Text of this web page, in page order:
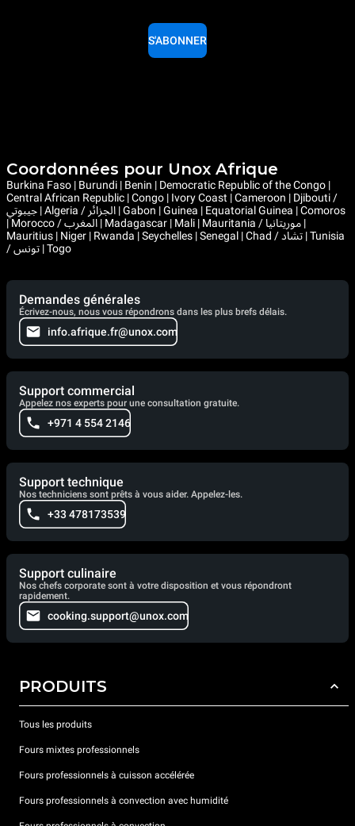
S'ABONNER
Coordonnées pour Unox Afrique
Burkina Faso | Burundi | Benin | Democratic Republic of the Congo |
Central African Republic | Congo | Ivory Coast | Cameroon | Djibouti /
جيبوتي | Algeria / الجزائر | Gabon | Guinea | Equatorial Guinea | Comoros
| Morocco / المغرب | Madagascar | Mali | Mauritania / موريتانيا |
Mauritius | Niger | Rwanda | Seychelles | Senegal | Chad / تشاد | Tunisia
/ تونس | Togo
Demandes générales
Écrivez-nous, nous vous répondrons dans les plus brefs délais.
info.afrique.fr@unox.com
Support commercial
Appelez nos experts pour une consultation gratuite.
+971 4 554 2146
Support technique
Nos techniciens sont prêts à vous aider. Appelez-les.
+33 478173539
Support culinaire
Nos chefs corporate sont à votre disposition et vous répondront
rapidement.
cooking.support@unox.com
PRODUITS
Tous les produits
Fours mixtes professionnels
Fours professionnels à cuisson accélérée
Fours professionnels à convection avec humidité